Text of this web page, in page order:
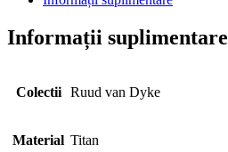
Informații suplimentare
Colectii Ruud van Dyke
Material Titan